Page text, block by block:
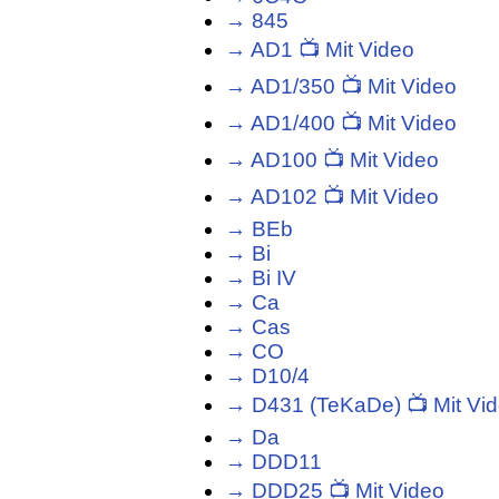
→ 845
→ AD1 📺 Mit Video
→ AD1/350 📺 Mit Video
→ AD1/400 📺 Mit Video
→ AD100 📺 Mit Video
→ AD102 📺 Mit Video
→ BEb
→ Bi
→ Bi IV
→ Ca
→ Cas
→ CO
→ D10/4
→ D431 (TeKaDe) 📺 Mit
→ Da
→ DDD11
→ DDD25 📺 Mit Video